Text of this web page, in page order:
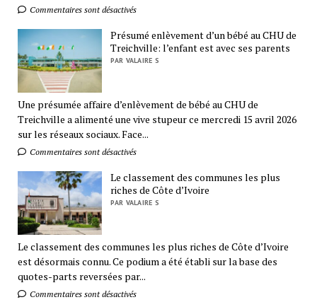
Commentaires sont désactivés
Présumé enlèvement d’un bébé au CHU de
Treichville: l’enfant est avec ses parents
PAR VALAIRE S
Une présumée affaire d’enlèvement de bébé au CHU de
Treichville a alimenté une vive stupeur ce mercredi 15 avril 2026
sur les réseaux sociaux. Face...
Commentaires sont désactivés
Le classement des communes les plus
riches de Côte d’Ivoire
PAR VALAIRE S
Le classement des communes les plus riches de Côte d’Ivoire
est désormais connu. Ce podium a été établi sur la base des
quotes-parts reversées par...
Commentaires sont désactivés